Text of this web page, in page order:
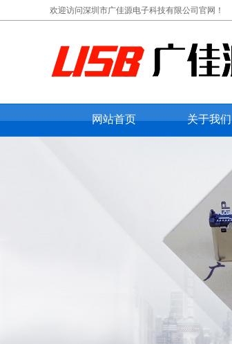
欢迎访问深圳市广佳源电子科技有限公司官网！
网站首页 关于我们
联系我们
在线留言